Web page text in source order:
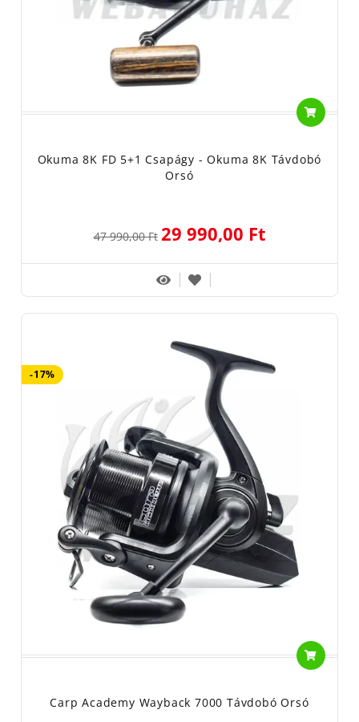
Okuma 8K FD 5+1 Csapágy - Okuma 8K Távdobó
Orsó
47 990,00 Ft 29 990,00 Ft
-17%
Carp Academy Wayback 7000 Távdobó Orsó